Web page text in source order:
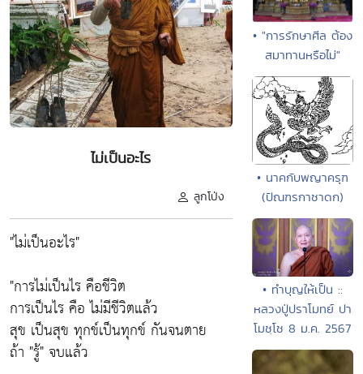
ไม่เป็นอะไร
ลูกโป่ง
"ไม่เป็นอะไร"
"การไม่เป็นไร คือชีวิต
การเป็นไร คือ ไม่มีชีวิตแล้ว
สุข เป็นสุข ทุกข์เป็นทุกข์ กันจนตาย
ถ้า "รู้" จบแล้ว
• "การรักษาศีล ต้อง
สมาทานหรือไม่"
• นาคกับพญาครุฑ
(ปัณฑรกาชาดก)
• ทำบุญให้เป็น ::
หลวงปู่ปราโมทย์ ปา
โมชฺโช 8 ม.ค. 2567